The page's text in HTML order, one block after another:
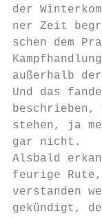
der
ner Zeit
schen dem
außerhalb
Und das
stehen, ja
gar nicht.
Alsbald
feurige
verstanden
gekündigt,